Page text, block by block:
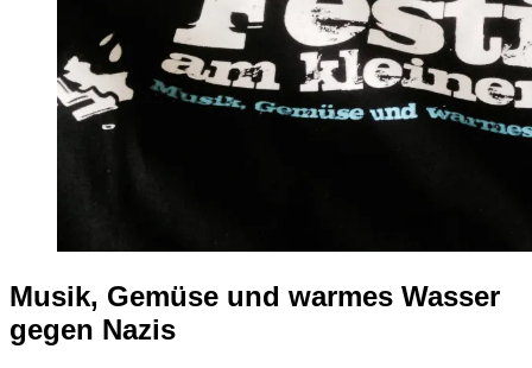
Musik, Gemüse und warmes Wasser
gegen Nazis